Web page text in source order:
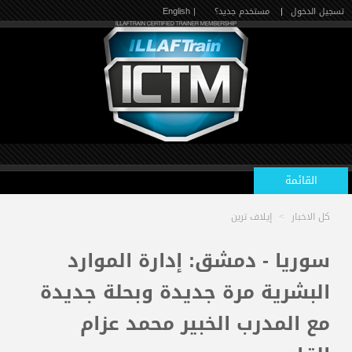
تسجيل الدخول | مستخدم جديد؟ | English
القائمة
الرئيسية
الدورات القادمة
كل الاخبار > إيلاف ترين
سوريا - دمشق: إدارة الموارد
البشرية مرة جديدة وبحلة جديدة
مع المدرب الخبير محمد عزام